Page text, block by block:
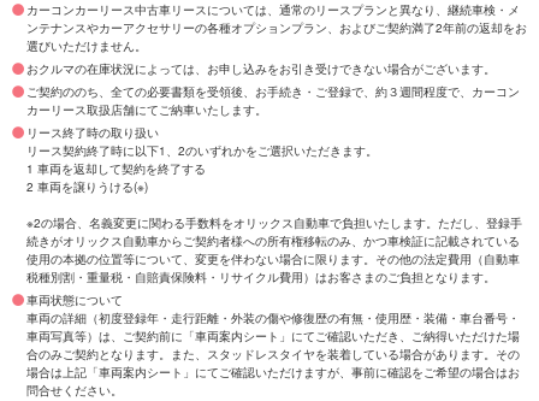
カーコンカーリース中古車リースについては、通常のリースプランと異なり、継続車検・メ
ンテナンスやカーアクセサリーの各種オプションプラン、およびご契約満了2年前の返却をお
選びいただけません。
おクルマの在庫状況によっては、お申し込みをお引き受けできない場合がございます。
ご契約ののち、全ての必要書類を受領後、お手続き・ご登録で、約３週間程度で、カーコン
カーリース取扱店舗にてご納車いたします。
リース終了時の取り扱い
リース契約終了時に以下1、2のいずれかをご選択いただきます。
1 車両を返却して契約を終了する
2 車両を譲りうける(※)
※2の場合、名義変更に関わる手数料をオリックス自動車で負担いたします。ただし、登録手
続きがオリックス自動車からご契約者様への所有権移転のみ、かつ車検証に記載されている
使用の本拠の位置等について、変更を伴わない場合に限ります。その他の法定費用（自動車
税種別割・重量税・自賠責保険料・リサイクル費用）はお客さまのご負担となります。
車両状態について
車両の詳細（初度登録年・走行距離・外装の傷や修復歴の有無・使用歴・装備・車台番号・
車両写真等）は、ご契約前に「車両案内シート」にてご確認いただき、ご納得いただけた場
合のみご契約となります。また、スタッドレスタイヤを装着している場合があります。その
場合は上記「車両案内シート」にてご確認いただけますが、事前に確認をご希望の場合はお
問合せください。